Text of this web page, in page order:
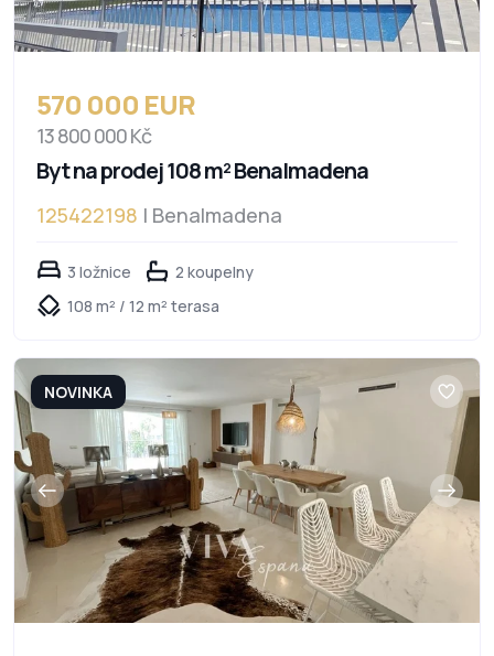
570 000 EUR
13 800 000 Kč
Byt na prodej 108 m² Benalmadena
125422198 | Benalmadena
3 ložnice
2 koupelny
108 m² / 12 m² terasa
NOVINKA